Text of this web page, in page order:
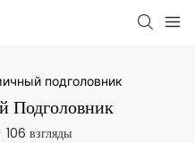
подголовник
Подголовник
106 взгляды